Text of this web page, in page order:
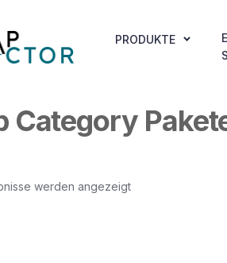
PRODUKTE
Category
werden angezeigt